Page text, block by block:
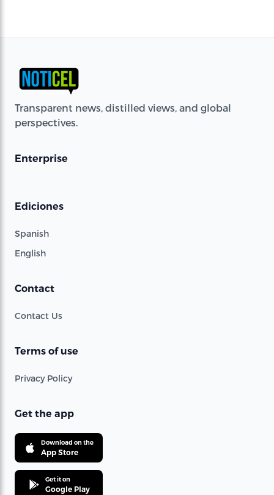
Transparent news, distilled views, and global
perspectives.
Enterprise
Ediciones
Spanish
English
Contact
Contact Us
Terms of use
Privacy Policy
Get the app
Download on the
App Store
Get it on
Google Play